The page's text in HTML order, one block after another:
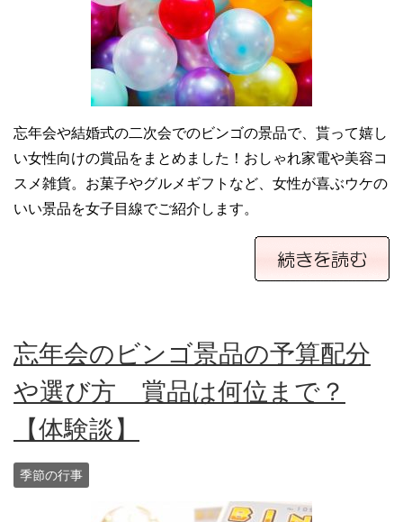
忘年会や結婚式の二次会でのビンゴの景品で、貰って嬉し
い女性向けの賞品をまとめました！おしゃれ家電や美容コ
スメ雑貨。お菓子やグルメギフトなど、女性が喜ぶウケの
いい景品を女子目線でご紹介します。
忘年会のビンゴ景品の予算配分
や選び方 賞品は何位まで？
【体験談】
季節の行事